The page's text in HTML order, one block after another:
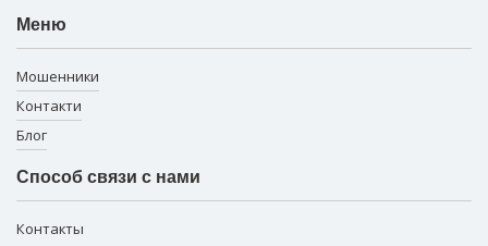
Меню
Мошенники
Контакти
Блог
Способ связи с нами
Контакты